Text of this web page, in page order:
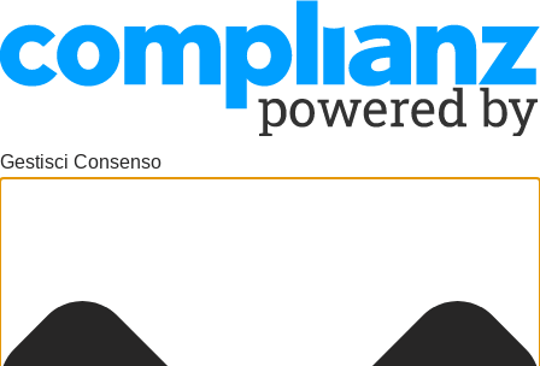
Gestisci Consenso